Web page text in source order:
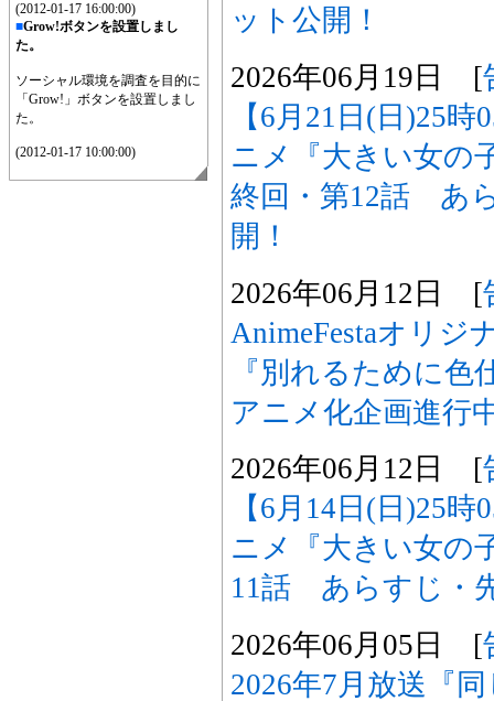
(2012-01-17 16:00:00)
■Grow!ボタンを設置しまし
た。
ソーシャル環境を調査を目的に
「Grow!」ボタンを設置しまし
た。
(2012-01-17 10:00:00)
ット公開！
2026年06月19日 [
【6月21日(日)25
ニメ『大きい女の
終回・第12話 あ
開！
2026年06月12日 [
AnimeFestaオリジ
『別れるために
アニメ化企画進行
2026年06月12日 [
【6月14日(日)25
ニメ『大きい女の
11話 あらすじ・
2026年06月05日 [
2026年7月放送『